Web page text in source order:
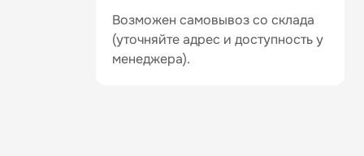
Возможен самовывоз со склада
(уточняйте адрес и доступность у
менеджера).